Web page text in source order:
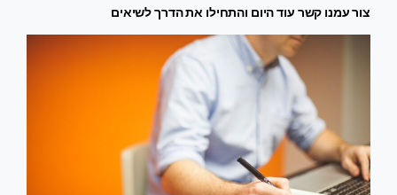
צור עמנו קשר עוד היום והתחילו את הדרך לשיאים